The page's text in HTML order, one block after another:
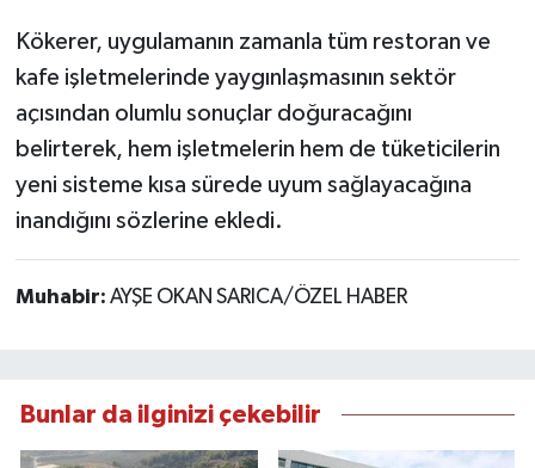
Kökerer, uygulamanın zamanla tüm restoran ve
kafe işletmelerinde yaygınlaşmasının sektör
açısından olumlu sonuçlar doğuracağını
belirterek, hem işletmelerin hem de tüketicilerin
yeni sisteme kısa sürede uyum sağlayacağına
inandığını sözlerine ekledi.
Muhabir: AYŞE OKAN SARICA/ÖZEL HABER
Bunlar da ilginizi çekebilir